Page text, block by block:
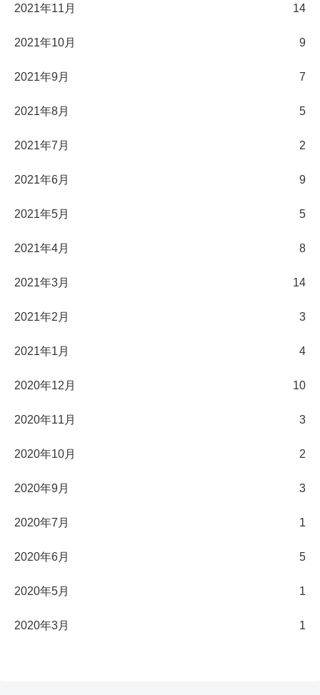
2021年11月 14
2021年10月 9
2021年9月 7
2021年8月 5
2021年7月 2
2021年6月 9
2021年5月 5
2021年4月 8
2021年3月 14
2021年2月 3
2021年1月 4
2020年12月 10
2020年11月 3
2020年10月 2
2020年9月 3
2020年7月 1
2020年6月 5
2020年5月 1
2020年3月 1